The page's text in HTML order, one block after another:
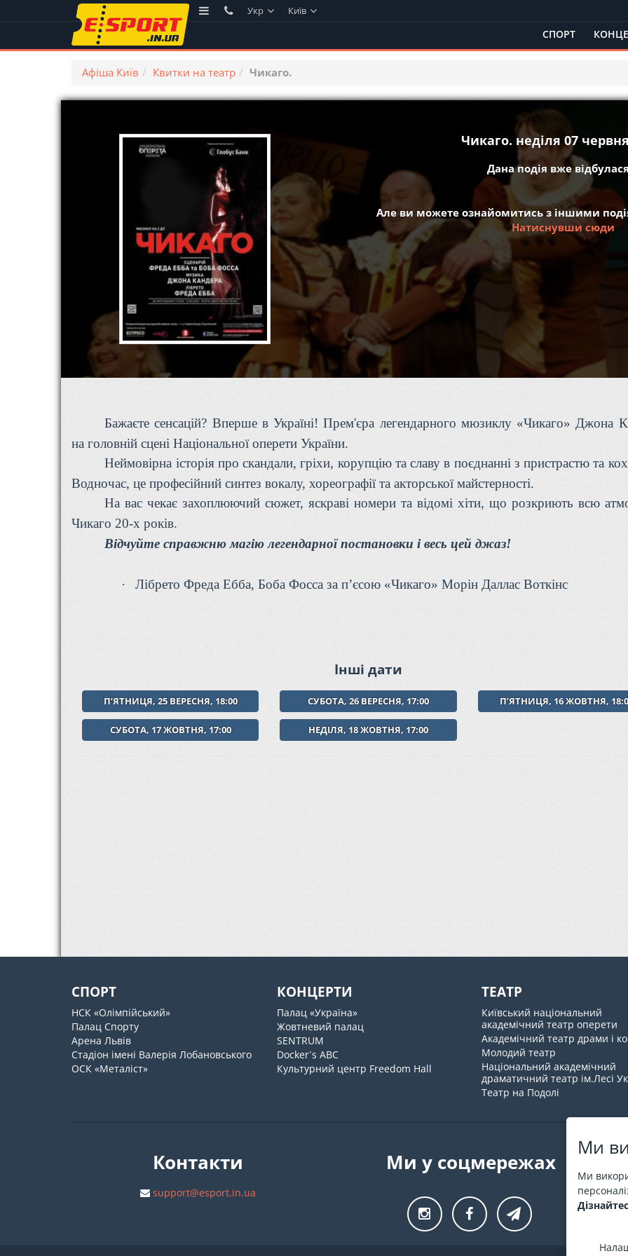
Ми
Ми
Укр Київ
СПОРТ
Афіша Київ Квитки на театр Чикаго.
Чикаго. неділя 07
Дана подія вже
Але ви можете ознайомитись з іншими
Натиснувши сюди
Бажаєте сенсацій? Вперше в Україні! Прем'єра легендарного мюзиклу «Чикаго» Джона
на головній сцені Національної оперети України.
Неймовірна історія про скандали, гріхи, корупцію та славу в поєднанні з пристрастю та
Водночас, це професійний синтез вокалу, хореографії та акторської майстерності.
На вас чекає захоплюючий сюжет, яскраві номери та відомі хіти, що розкриють всю
Чикаго 20-х років.
Відчуйте справжню магію легендарної постановки і весь цей джаз!
· Лібрето Фреда Ебба, Боба Фосса за пʼєсою «Чикаго» Морін Даллас Воткінс
Інші дати
ПʼЯТНИЦЯ, 25 ВЕРЕСНЯ, 18:00 СУБОТА, 26 ВЕРЕСНЯ, 17:00 ПʼЯТНИЦЯ, 16 ЖОВТНЯ,
СУБОТА, 17 ЖОВТНЯ, 17:00 НЕДІЛЯ, 18 ЖОВТНЯ, 17:00
СПОРТ
НСК «Олімпійський»
Палац Спорту
Арена Львів
Стадіон імені Валерія Лобановського
ОСК «Металіст»
КОНЦЕРТИ
Палац «Україна»
Жовтневий палац
SENTRUM
Docker`s ABC
Культурний центр Freedom Hall
ТЕАТР
Київський національний
академічний театр оперети
Академічний театр драми і
Молодий театр
Національний академічний
драматичний театр ім.Лесі
Театр на Подолі
Контакти
support@esport.in.ua
Ми у соцмережах